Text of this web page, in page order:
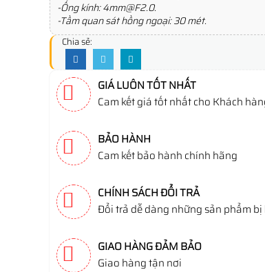
-Ống kính: 4mm@F2.0.
-Tầm quan sát hồng ngoại: 30 mét.
Chia sẻ:
GIÁ LUÔN TỐT NHẤT
Cam kết giá tốt nhất cho Khách
BẢO HÀNH
Cam kết bảo hành chính hãng
CHÍNH SÁCH ĐỔI TRẢ
Đổi trả dễ dàng những sản phẩm bị
GIAO HÀNG ĐẢM BẢO
Giao hàng tận nơi